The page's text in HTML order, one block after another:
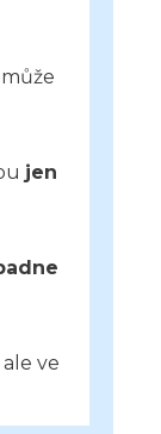
jen
ve